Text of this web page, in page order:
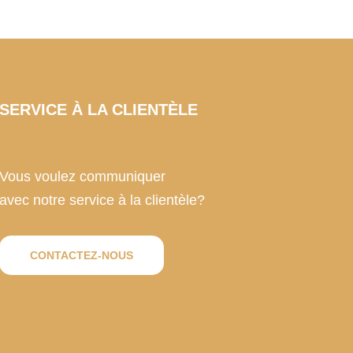
SERVICE À LA CLIENTÈLE
Vous voulez communiquer
avec notre service à la clientèle?
CONTACTEZ-NOUS